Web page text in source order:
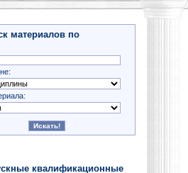
материалов по
квалификационные